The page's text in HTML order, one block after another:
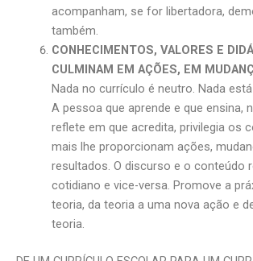
acompanham, se for libertadora,
também.
CONHECIMENTOS, VALORES E
CULMINAM EM AÇÕES, EM
Nada no currículo é neutro. Nada
A pessoa que aprende e que ensina,
reflete em que acredita, privilegia os
mais lhe proporcionam ações,
resultados. O discurso e o conteúdo
cotidiano e vice-versa. Promove a
teoria, da teoria a uma nova ação e
teoria.